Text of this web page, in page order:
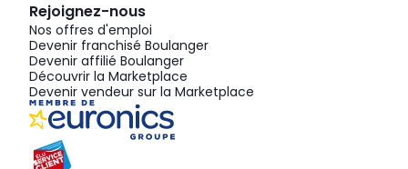
Rejoignez-nous
Nos offres d'emploi
Devenir franchisé Boulanger
Devenir affilié Boulanger
Découvrir la Marketplace
Devenir vendeur sur la Marketplace